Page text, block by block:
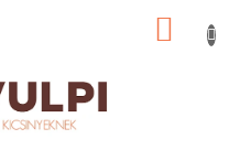
KOSÁR